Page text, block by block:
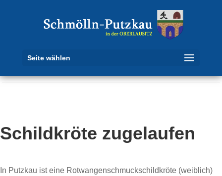
Seite wählen
Schildkröte zugelaufen
In Putzkau ist eine Rotwangenschmuckschildkröte (weiblich)